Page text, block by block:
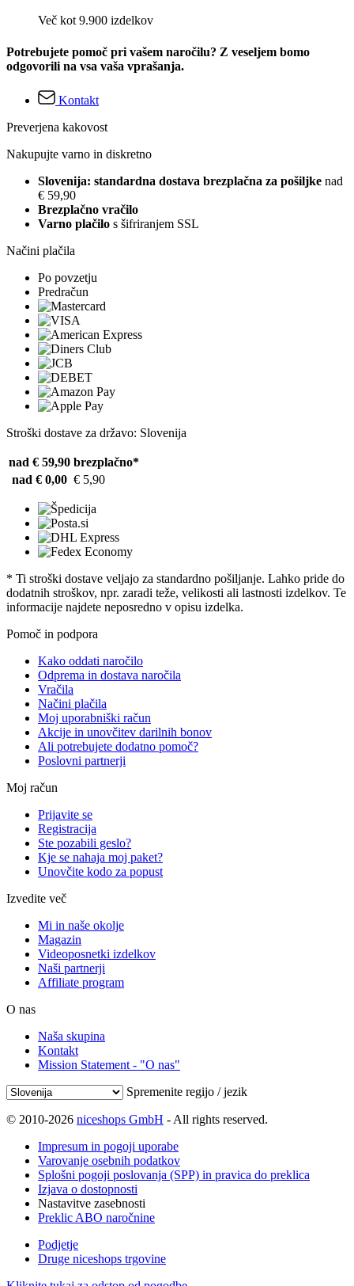
Več kot 9.900 izdelkov
Potrebujete pomoč pri vašem naročilu? Z veseljem bomo
odgovorili na vsa vaša vprašanja.
Kontakt
Preverjena kakovost
Nakupujte varno in diskretno
Slovenija: standardna dostava brezplačna za pošiljke nad
€ 59,90
Brezplačno vračilo
Varno plačilo s šifriranjem SSL
Načini plačila
Po povzetju
Predračun
Stroški dostave za državo: Slovenija
nad € 59,90 brezplačno*
nad € 0,00 € 5,90
* Ti stroški dostave veljajo za standardno pošiljanje. Lahko pride do
dodatnih stroškov, npr. zaradi teže, velikosti ali lastnosti izdelkov. Te
informacije najdete neposredno v opisu izdelka.
Pomoč in podpora
Kako oddati naročilo
Odprema in dostava naročila
Vračila
Načini plačila
Moj uporabniški račun
Akcije in unovčitev darilnih bonov
Ali potrebujete dodatno pomoč?
Poslovni partnerji
Moj račun
Prijavite se
Registracija
Ste pozabili geslo?
Kje se nahaja moj paket?
Unovčite kodo za popust
Izvedite več
Mi in naše okolje
Magazin
Videoposnetki izdelkov
Naši partnerji
Affiliate program
O nas
Naša skupina
Kontakt
Mission Statement - "O nas"
Spremenite regijo / jezik
© 2010-2026 niceshops GmbH - All rights reserved.
Impresum in pogoji uporabe
Varovanje osebnih podatkov
Splošni pogoji poslovanja (SPP) in pravica do preklica
Izjava o dostopnosti
Nastavitve zasebnosti
Preklic ABO naročnine
Podjetje
Druge niceshops trgovine